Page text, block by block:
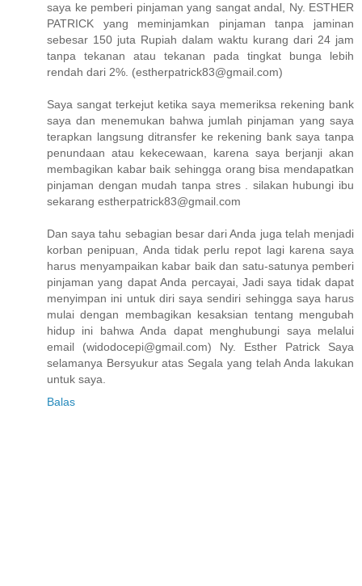
saya ke pemberi pinjaman yang sangat andal, Ny. ESTHER
PATRICK yang meminjamkan pinjaman tanpa jaminan
sebesar 150 juta Rupiah dalam waktu kurang dari 24 jam
tanpa tekanan atau tekanan pada tingkat bunga lebih
rendah dari 2%. (estherpatrick83@gmail.com)
Saya sangat terkejut ketika saya memeriksa rekening bank
saya dan menemukan bahwa jumlah pinjaman yang saya
terapkan langsung ditransfer ke rekening bank saya tanpa
penundaan atau kekecewaan, karena saya berjanji akan
membagikan kabar baik sehingga orang bisa mendapatkan
pinjaman dengan mudah tanpa stres . silakan hubungi ibu
sekarang estherpatrick83@gmail.com
Dan saya tahu sebagian besar dari Anda juga telah menjadi
korban penipuan, Anda tidak perlu repot lagi karena saya
harus menyampaikan kabar baik dan satu-satunya pemberi
pinjaman yang dapat Anda percayai, Jadi saya tidak dapat
menyimpan ini untuk diri saya sendiri sehingga saya harus
mulai dengan membagikan kesaksian tentang mengubah
hidup ini bahwa Anda dapat menghubungi saya melalui
email (widodocepi@gmail.com) Ny. Esther Patrick Saya
selamanya Bersyukur atas Segala yang telah Anda lakukan
untuk saya.
Balas